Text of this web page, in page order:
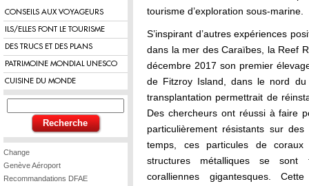
CONSEILS AUX VOYAGEURS
ILS/ELLES FONT LE TOURISME
DES TRUCS ET DES PLANS
PATRIMOINE MONDIAL UNESCO
CUISINE DU MONDE
Change
Genève Aéroport
Recommandations DFAE
tourisme d’exploration sous-marine.
S’inspirant d’autres expériences
dans la mer des Caraïbes, la Reef
décembre 2017 son premier
de Fitzroy Island, dans le nord
transplantation permettrait de
Des chercheurs ont réussi à faire
particulièrement résistants sur
temps, ces particules de
structures métalliques se sont
coralliennes gigantesques.